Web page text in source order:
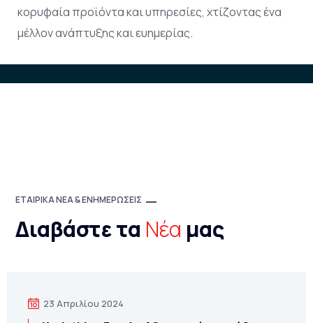
κορυφαία προϊόντακαι υπηρεσίες, χτίζοντας ένα
μέλλον ανάπτυξης καιευημερίας.
ΕΤΑΙΡΙΚΑ ΝΕΑ & ΕΝΗΜΕΡΩΣΕΙΣ
Διαβάστε τα Νέα μας
23 Απριλίου 2024